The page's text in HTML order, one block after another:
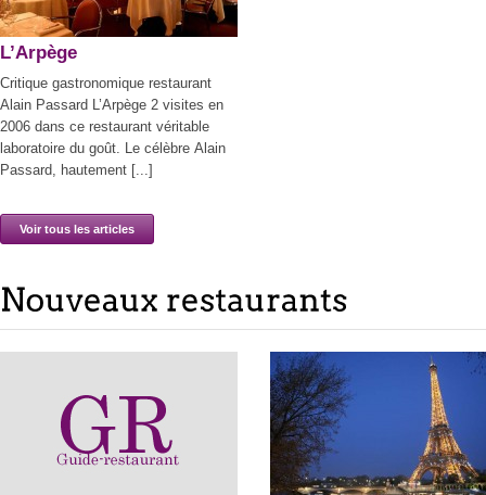
L’Arpège
Critique gastronomique restaurant
Alain Passard L’Arpège 2 visites en
2006 dans ce restaurant véritable
laboratoire du goût. Le célèbre Alain
Passard, hautement [...]
Voir tous les articles